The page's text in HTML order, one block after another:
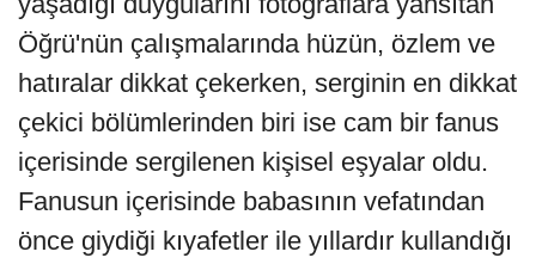
Öğrü'nün çalışmalarında hüzün, özlem ve
hatıralar dikkat çekerken, serginin en dikkat
çekici bölümlerinden biri ise cam bir fanus
içerisinde sergilenen kişisel eşyalar oldu.
Fanusun içerisinde babasının vefatından
önce giydiği kıyafetler ile yıllardır kullandığı